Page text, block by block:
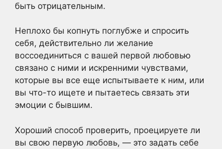
быть отрицательным.
Неплохо бы копнуть поглубже и спросить
себя, действительно ли желание
воссоединиться с вашей первой любовью
связано с ними и искренними чувствами,
которые вы все еще испытываете к ним, или
вы что-то ищете и пытаетесь связать эти
эмоции с бывшим.
Хороший способ проверить, проецируете ли
вы свою первую любовь, — это задать себе